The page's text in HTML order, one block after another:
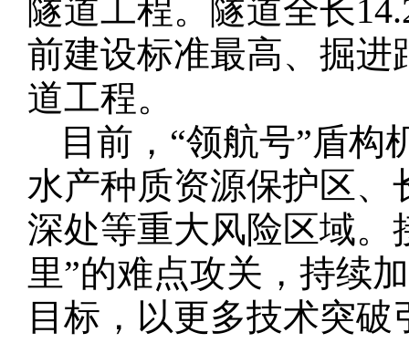
隧道工程。隧道全长
前建设标准最高、掘进
道工程。
目前，“领航号”盾
水产种质资源保护区、
深处等重大风险区域。
里”的难点攻关，持续
目标，以更多技术突